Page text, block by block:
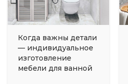
Когда важны детали
— индивидуальное
изготовление
мебели для ванной